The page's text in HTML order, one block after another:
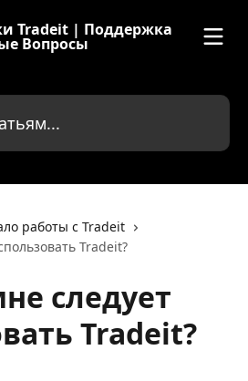
работы с Tradeit
Tradeit?
следует
Tradeit?